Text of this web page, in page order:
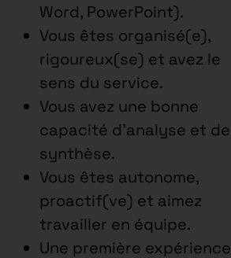
Word, PowerPoint).
Vous êtes organisé(e),
rigoureux(se) et avez le
sens du service.
Vous avez une bonne
capacité d’analyse et de
synthèse.
Vous êtes autonome,
proactif(ve) et aimez
travailler en équipe.
Une première expérience